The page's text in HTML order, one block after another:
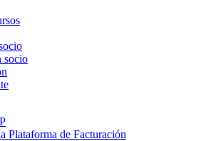
socio
Plataforma de Facturación